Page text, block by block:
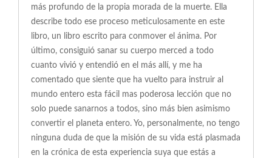
más profundo de la propia morada de la muerte. Ella
describe todo ese proceso meticulosamente en este
libro, un libro escrito para conmover el ánima. Por
último, consiguió sanar su cuerpo merced a todo
cuanto vivió y entendió en el más allí, y me ha
comentado que siente que ha vuelto para instruir al
mundo entero esta fácil mas poderosa lección que no
solo puede sanarnos a todos, sino más bien asimismo
convertir el planeta entero. Yo, personalmente, no tengo
ninguna duda de que la misión de su vida está plasmada
en la crónica de esta experiencia suya que estás a